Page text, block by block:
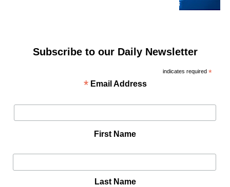
Subscribe to our Daily Newsletter
*
indicates required
Email Address
*
First Name
Last Name